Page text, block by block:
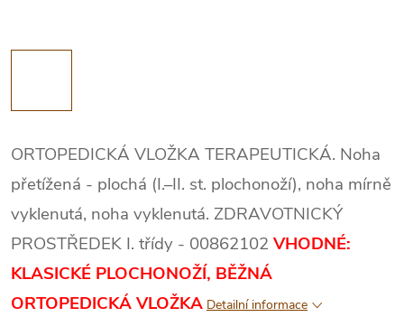
ORTOPEDICKÁ VLOŽKA TERAPEUTICKÁ. Noha
přetížená - plochá (I.–II. st. plochonoží), noha mírně
vyklenutá, noha vyklenutá. ZDRAVOTNICKÝ
PROSTŘEDEK I. třídy - 00862102 VHODNÉ:
KLASICKÉ PLOCHONOŽÍ, BĚŽNÁ
ORTOPEDICKÁ VLOŽKA Detailní informace